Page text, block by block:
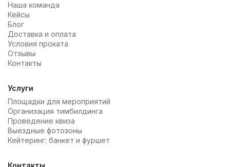
Наша команда
Кейсы
Блог
Доставка и оплата
Условия проката
Отзывы
Контакты
Услуги
Площадки для мероприятий
Организация тимбилдинга
Проведение квиза
Выездные фотозоны
Кейтеринг: банкет и фуршет